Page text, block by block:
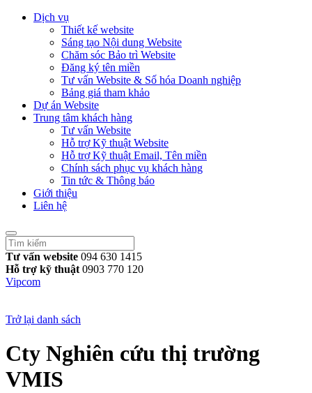
Dịch vụ
Thiết kế website
Sáng tạo Nội dung Website
Chăm sóc Bảo trì Website
Đăng ký tên miền
Tư vấn Website & Số hóa Doanh nghiệp
Bảng giá tham khảo
Dự án Website
Trung tâm khách hàng
Tư vấn Website
Hỗ trợ Kỹ thuật Website
Hỗ trợ Kỹ thuật Email, Tên miền
Chính sách phục vụ khách hàng
Tin tức & Thông báo
Giới thiệu
Liên hệ
Tư vấn website 094 630 1415
Hỗ trợ kỹ thuật 0903 770 120
Vipcom
Trở lại danh sách
Cty Nghiên cứu thị trường
VMIS